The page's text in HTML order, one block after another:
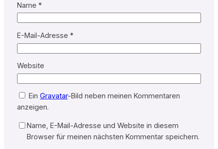
Name *
E-Mail-Adresse *
Website
Ein Gravatar-Bild neben meinen Kommentaren
anzeigen.
Name, E-Mail-Adresse und Website in diesem
Browser für meinen nächsten Kommentar speichern.